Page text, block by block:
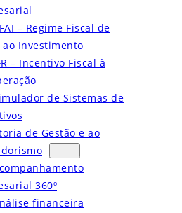
– Regime Fiscal de
ao Investimento
– Incentivo Fiscal à
de Sistemas de
de Gestão e ao
360º
financeira